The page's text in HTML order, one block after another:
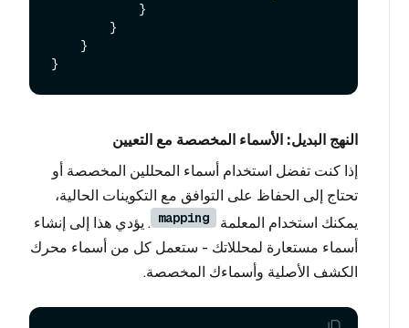
النهج البديل: الأسماء المخصصة مع التعيين
إذا كنت تفضل استخدام أسماء المحللين المخصصة أو
تحتاج إلى الحفاظ على التوافق مع التكوينات الحالية،
يمكنك استخدام المعلمة
mapping . يؤدي هذا إلى إنشاء
أسماء مستعارة لمحللاتك - ستعمل كل من أسماء محرك
الكشف الأصلية وأسماءك المخصصة.